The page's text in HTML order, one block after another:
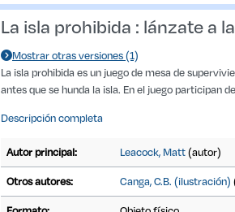
La isla prohibida : lánzate a
Mostrar otras versiones (1)
La isla prohibida es un juego de mesa de
antes que se hunda la isla. En el juego participan
Descripción completa
Autor principal: Leacock, Matt(autor)
Otros autores:
Canga, C.B. (ilustración)